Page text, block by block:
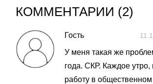
КОММЕНТАРИИ (2)
Гость
У меня такая же
года. СКР. Каждое утро,
работу в общественном